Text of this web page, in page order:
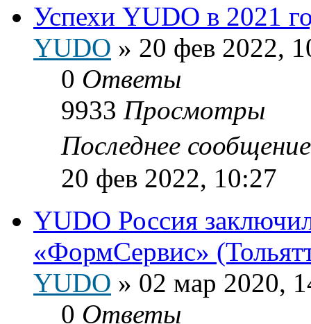
Успехи YUDO в 2021
YUDO » 20 фев 2022,
0 Ответы
9933 Просмотры
Последнее
20 фев 2022, 10:27
YUDO Россия
«ФормСервис»
YUDO » 02 мар 2020,
0 Ответы